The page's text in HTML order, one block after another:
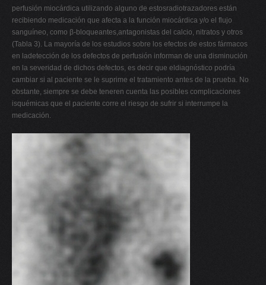
perfusión miocárdica utilizando alguno de estosradiotrazadores están
recibiendo medicación que afecta a la función miocárdica y/o el flujo
sanguíneo, como β-bloqueantes,antagonistas del calcio, nitratos y otros
(Tabla 3). La mayoría de los estudios sobre los efectos de estos fármacos
en ladetección de los defectos de perfusión informan de una disminución
en la severidad de dichos defectos, es decir que eldiagnóstico podría
cambiar si al paciente se le suprime el tratamiento antes de la prueba. No
obstante, siempre se debe teneren cuenta las posibles complicaciones
isquémicas que el paciente corre el riesgo de sufrir si interrumpe la
medicación.